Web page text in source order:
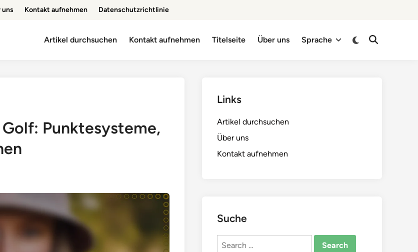
uns Kontakt aufnehmen Datenschutzrichtlinie
Artikel durchsuchen Kontakt aufnehmen Titelseite Über uns Sprache
Switch
Open
Punktesysteme,
Links
Artikel durchsuchen
Über uns
Kontakt aufnehmen
Suche
Search